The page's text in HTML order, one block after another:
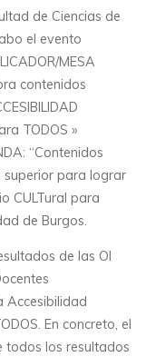
de Ciencias de
el evento
MESA
contenidos
TODOS »
“Contenidos
superior para lograr
CULTural para
de Burgos.
de las OI
Accesibilidad
En concreto, el
todos los resultados